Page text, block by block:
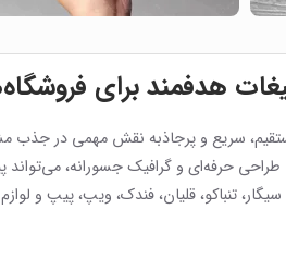
هدفمند برای
سریع و پرجاذبه نقش مهمی در جذب
طراحی حرفه‌ای و گرافیک جسورانه،
تنباکو، قلیان، فندک، ویپ، پیپ و